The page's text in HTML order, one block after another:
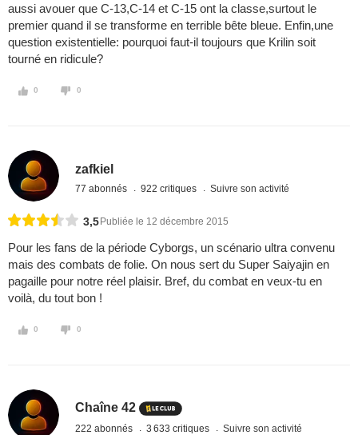
aussi avouer que C-13,C-14 et C-15 ont la classe,surtout le
premier quand il se transforme en terrible bête bleue. Enfin,une
question existentielle: pourquoi faut-il toujours que Krilin soit
tourné en ridicule?
0 0
zafkiel
77 abonnés 922 critiques Suivre son activité
3,5 Publiée le 12 décembre 2015
Pour les fans de la période Cyborgs, un scénario ultra convenu
mais des combats de folie. On nous sert du Super Saiyajin en
pagaille pour notre réel plaisir. Bref, du combat en veux-tu en
voilà, du tout bon !
0 0
Chaîne 42
222 abonnés 3 633 critiques Suivre son activité